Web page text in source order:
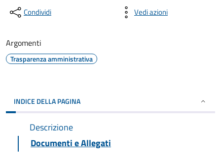
Condividi Vedi azioni
Argomenti
Trasparenza amministrativa
INDICE DELLA PAGINA
Descrizione
Documenti e Allegati